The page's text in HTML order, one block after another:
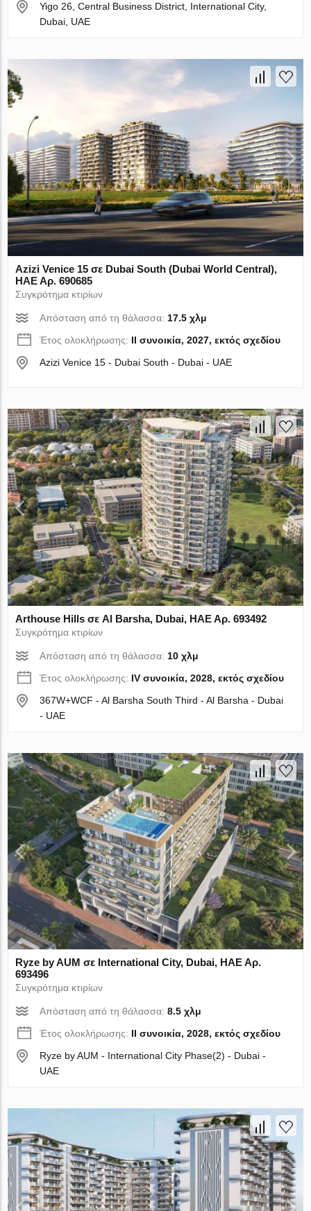
Yigo 26, Central Business District, International City,
Dubai, UAE
Azizi Venice 15 σε Dubai South (Dubai World Central),
ΗΑΕ Αρ. 690685
Συγκρότημα κτιρίων
Απόσταση από τη θάλασσα: 17.5 χλμ
Έτος ολοκλήρωσης: II συνοικία, 2027, εκτός σχεδίου
Azizi Venice 15 - Dubai South - Dubai - UAE
Arthouse Hills σε Al Barsha, Dubai, ΗΑΕ Αρ. 693492
Συγκρότημα κτιρίων
Απόσταση από τη θάλασσα: 10 χλμ
Έτος ολοκλήρωσης: IV συνοικία, 2028, εκτός σχεδίου
367W+WCF - Al Barsha South Third - Al Barsha - Dubai
- UAE
Ryze by AUM σε International City, Dubai, ΗΑΕ Αρ.
693496
Συγκρότημα κτιρίων
Απόσταση από τη θάλασσα:8.5 χλμ
Έτος ολοκλήρωσης: II συνοικία, 2028, εκτός σχεδίου
Ryze by AUM - International City Phase(2) - Dubai -
UAE